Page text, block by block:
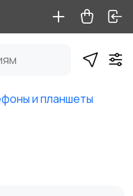
и планшеты